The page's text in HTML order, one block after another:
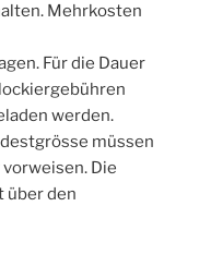
Mehrkosten
Für die Dauer
werden.
müssen
Die
über den